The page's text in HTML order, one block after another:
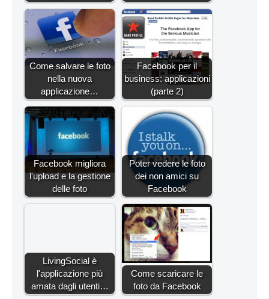
Come salvare le foto
nella nuova
applicazione…
Facebook per il
business: applicazioni
(parte 2)
Facebook migliora
l'upload e la gestione
delle foto
Poter vedere le foto
dei non amici su
Facebook
LivingSocial è
l'applicazione più
amata dagli utenti…
Come scaricare le
foto da Facebook